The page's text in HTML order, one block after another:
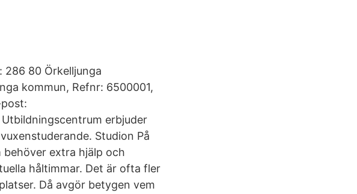
286 80 Örkelljunga
kommun, Refnr: 6500001,
erbjuder
Studion På
behöver extra hjälp och
håltimmar. Det är ofta fler
Då avgör betygen vem